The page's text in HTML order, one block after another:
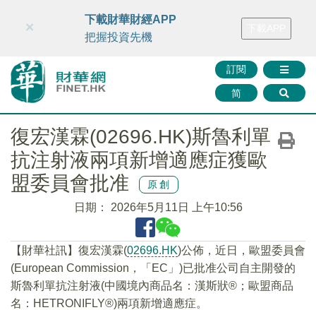
財華智庫網 FINTV FINMETA 財華證券 媒體矩陣
訂閱
简
×
下載財華財經APP
把握投資先機
復宏漢霖(02696.HK)斯魯利單
抗注射液兩項新增適應症獲歐
盟委員會批准
原創
日期： 2026年5月11日 上午10:56
​【財華社訊】復宏漢霖(02696.HK)公佈，近日，歐盟委員會
(European Commission，「EC」)已批准公司自主開發的
斯魯利單抗注射液(中國境內商品名：漢斯狀®；歐盟商品
名：HETRONIFLY®)兩項新增適應症。